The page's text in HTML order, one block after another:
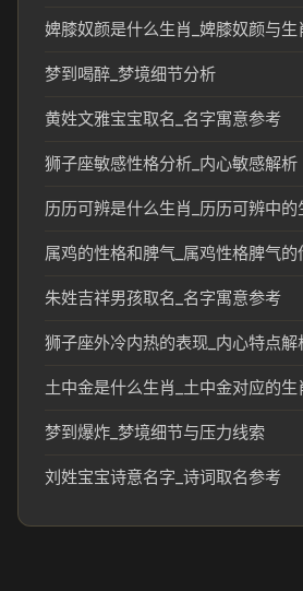
婢膝奴颜是什么生肖_婢膝奴颜与
梦到喝醉_梦境细节分析
黄姓文雅宝宝取名_名字寓意参考
狮子座敏感性格分析_内心敏感解析
历历可辨是什么生肖_历历可辨中
属鸡的性格和脾气_属鸡性格脾气
朱姓吉祥男孩取名_名字寓意参考
狮子座外冷内热的表现_内心特点解
土中金是什么生肖_土中金对应的
梦到爆炸_梦境细节与压力线索
刘姓宝宝诗意名字_诗词取名参考